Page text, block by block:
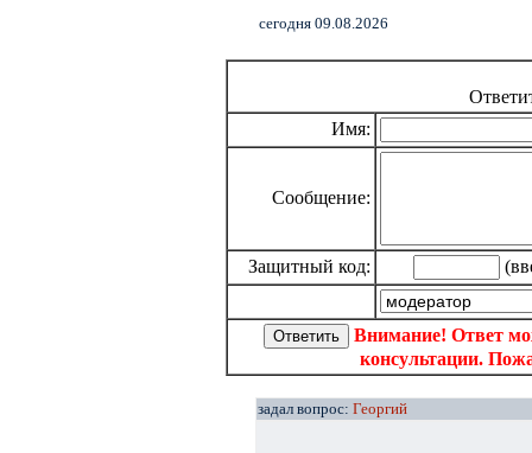
cегодня 09.08.2026
Имя:
Сообщение:
Защитный код:
Внимание! Ответ
консультации.
задал вопрос: Георгий